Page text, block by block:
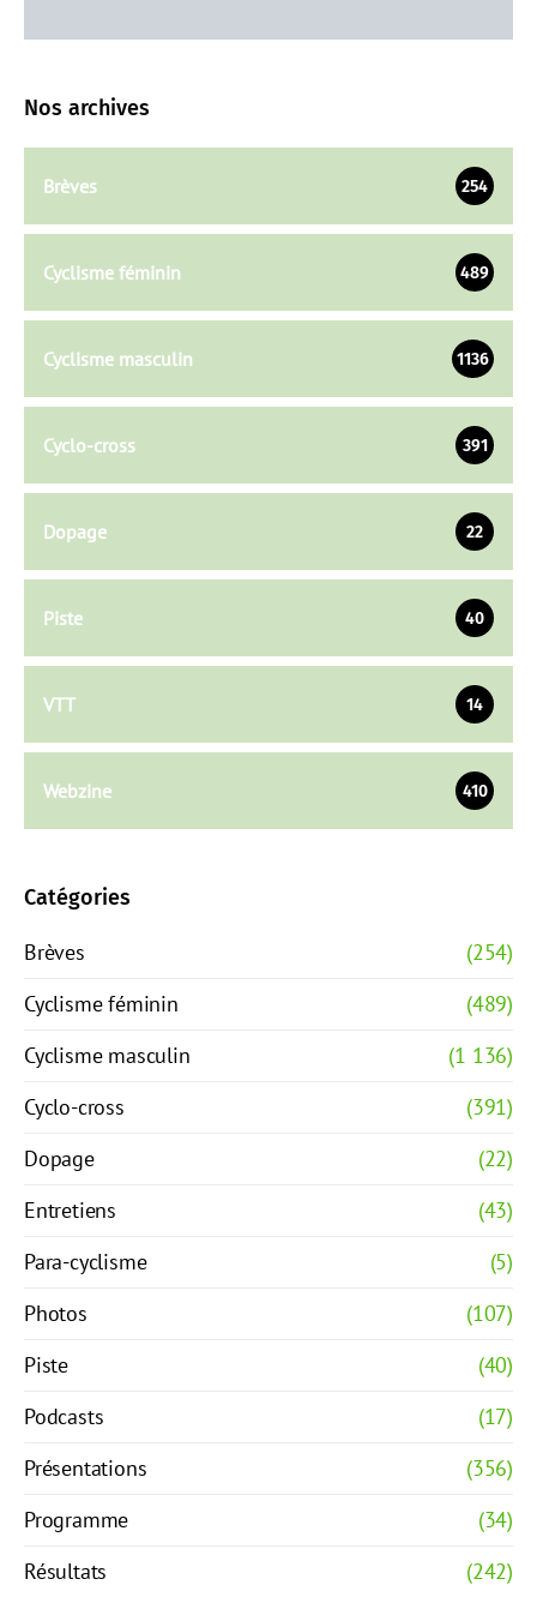
Nos archives
Brèves 254
Cyclisme féminin 489
Cyclisme masculin 1136
Cyclo-cross 391
Dopage 22
Piste 40
VTT 14
Webzine 410
Catégories
Brèves
(254)
Cyclisme féminin
(489)
Cyclisme masculin
(1 136)
Cyclo-cross
(391)
Dopage
(22)
Entretiens
(43)
Para-cyclisme
(5)
Photos
(107)
Piste
(40)
Podcasts
(17)
Présentations
(356)
Programme
(34)
Résultats
(242)